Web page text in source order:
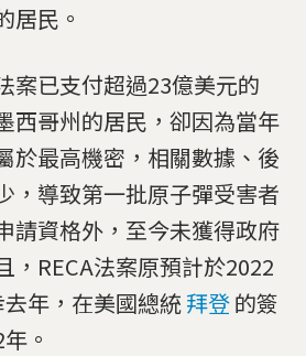
居民。
案已支付超過23億美元的
西哥州的居民，卻因為當年
於最高機密，相關數據、後
，導致第一批原子彈受害者
請資格外，至今未獲得政府
，RECA法案原預計於2022
年，在美國總統拜登的簽
。